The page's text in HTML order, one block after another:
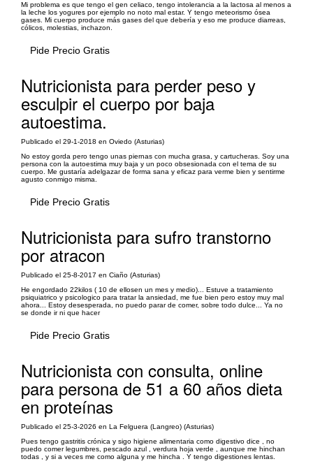
Mi problema es que tengo el gen celiaco, tengo intolerancia a la lactosa al menos a
la leche los yogures por ejemplo no noto mal estar. Y tengo meteorismo ósea
gases. Mi cuerpo produce más gases del que debería y eso me produce diarreas,
cólicos, molestias, inchazon.
Pide Precio Gratis
Nutricionista para perder peso y
esculpir el cuerpo por baja
autoestima.
Publicado el 29-1-2018 en Oviedo (Asturias)
No estoy gorda pero tengo unas piernas con mucha grasa, y cartucheras. Soy una
persona con la autoestima muy baja y un poco obsesionada con el tema de su
cuerpo. Me gustaría adelgazar de forma sana y eficaz para verme bien y sentirme
agusto conmigo misma.
Pide Precio Gratis
Nutricionista para sufro transtorno
por atracon
Publicado el 25-8-2017 en Ciaño (Asturias)
He engordado 22kilos ( 10 de ellosen un mes y medio)... Estuve a tratamiento
psiquiatrico y psicologico para tratar la ansiedad, me fue bien pero estoy muy mal
ahora... Estoy desesperada, no puedo parar de comer, sobre todo dulce... Ya no
se donde ir ni que hacer
Pide Precio Gratis
Nutricionista con consulta, online
para persona de 51 a 60 años dieta
en proteínas
Publicado el 25-3-2026 en La Felguera (Langreo) (Asturias)
Pues tengo gastritis crónica y sigo higiene alimentaria como digestivo dice , no
puedo comer legumbres, pescado azul , verdura hoja verde , aunque me hinchan
todas , y si a veces me como alguna y me hincha . Y tengo digestiones lentas.